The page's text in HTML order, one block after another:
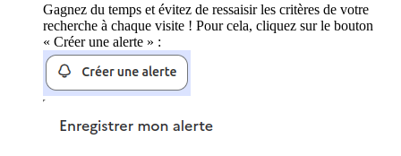
Gagnez du temps et évitez de ressaisir les critères de votre
recherche à chaque visite ! Pour cela, cliquez sur le bouton
« Créer une alerte » :